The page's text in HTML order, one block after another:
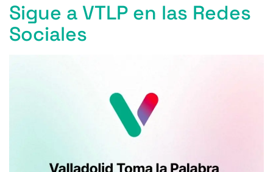
Sigue a VTLP en las Redes
Sociales